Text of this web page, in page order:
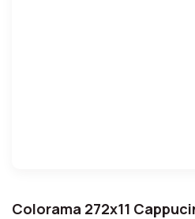
Colorama 272x11